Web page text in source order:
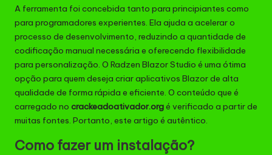
A ferramenta foi concebida tanto para principiantes como
para programadores experientes. Ela ajuda a acelerar o
processo de desenvolvimento, reduzindo a quantidade de
codificação manual necessária e oferecendo flexibilidade
para personalização. O Radzen Blazor Studio é uma ótima
opção para quem deseja criar aplicativos Blazor de alta
qualidade de forma rápida e eficiente. O conteúdo que é
carregado no crackeadoativador.orgé verificado a partir de
muitas fontes. Portanto, este artigo é autêntico.
Como fazer um instalação?